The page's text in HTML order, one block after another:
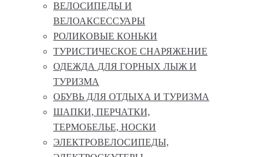
ВЕЛОСИПЕДЫ И
ВЕЛОАКСЕССУАРЫ
РОЛИКОВЫЕ КОНЬКИ
ТУРИСТИЧЕСКОЕ СНАРЯЖЕНИЕ
ОДЕЖДА ДЛЯ ГОРНЫХ ЛЫЖ И
ТУРИЗМА
ОБУВЬ ДЛЯ ОТДЫХА И ТУРИЗМА
ШАПКИ, ПЕРЧАТКИ,
ТЕРМОБЕЛЬЕ, НОСКИ
ЭЛЕКТРОВЕЛОСИПЕДЫ,